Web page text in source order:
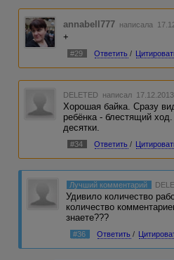
annabell777 написала
+
#29 Ответить /
DELETED написал
Хорошая байка. Сразу
ребёнка - блестящий
десятки.
#34 Ответить /
Лучший комментарий
Удивило количество
количество
знаете???
#36 Ответить /